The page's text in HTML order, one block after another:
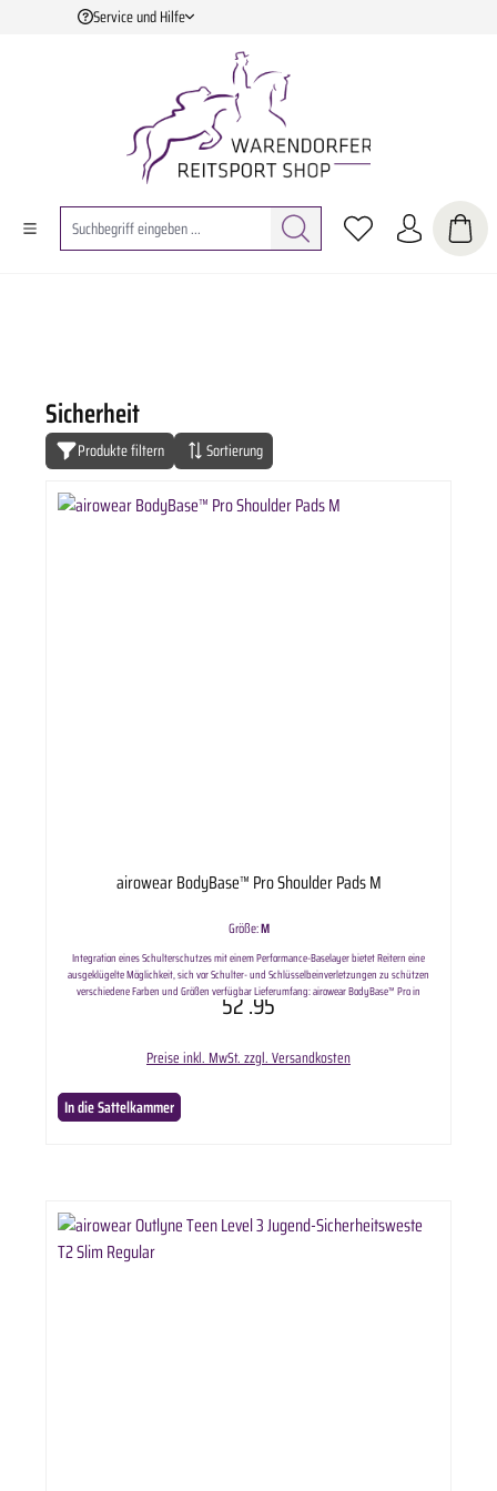
Zum Hauptinhalt springen
Service und Hilfe
Sicherheit
Produkte filtern Sortierung
airowear BodyBase™ Pro Shoulder Pads M
Größe:M
Integration eines Schulterschutzes mit einem Performance-Baselayer bietet Reitern eine
ausgeklügelte Möglichkeit, sich vor Schulter- und Schlüsselbeinverletzungen zu schützen
verschiedene Farben und Größen verfügbar Lieferumfang: airowear BodyBase™ Pro in
ausgewählter Variante.
52.95
Preise inkl. MwSt. zzgl. Versandkosten
In die Sattelkammer